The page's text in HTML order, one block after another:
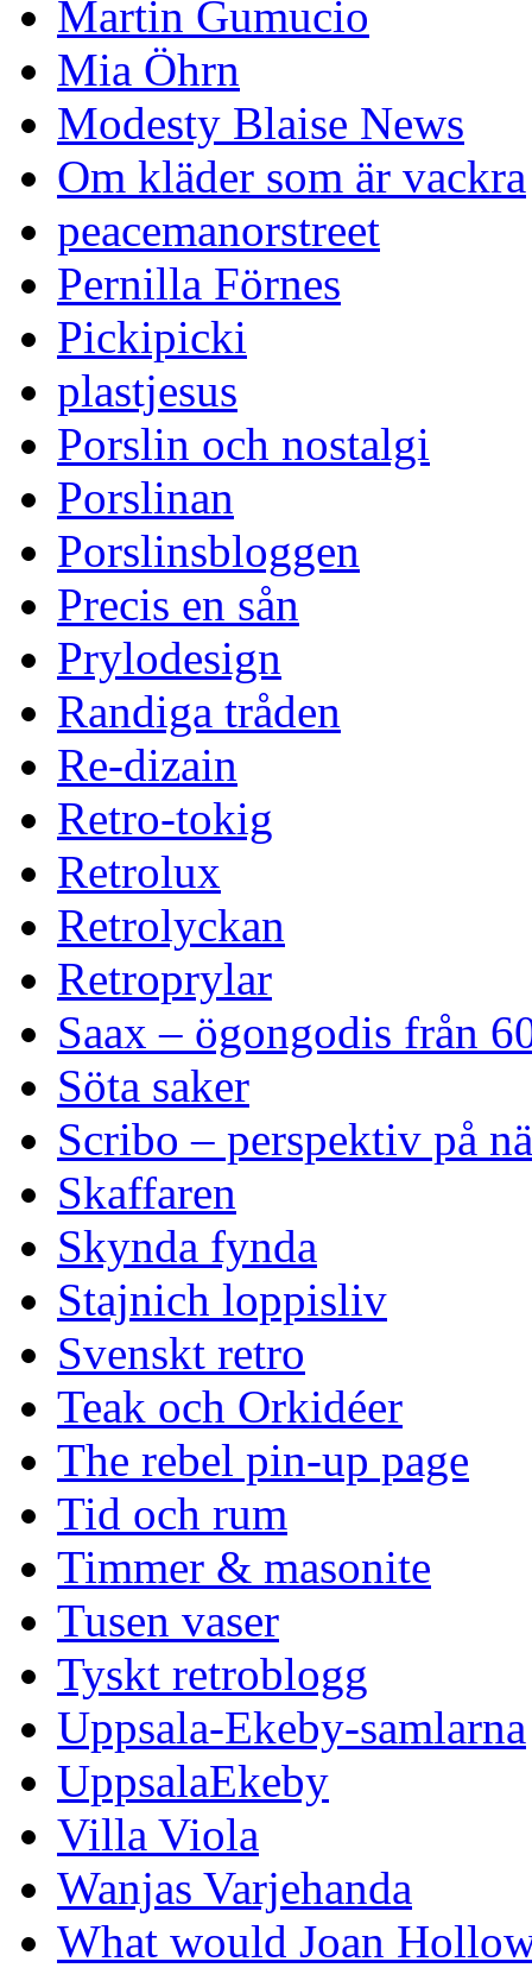
Martin Gumucio
Mia Öhrn
Modesty Blaise News
Om kläder som är vackra
peacemanorstreet
Pernilla Förnes
Pickipicki
plastjesus
Porslin och nostalgi
Porslinan
Porslinsbloggen
Precis en sån
Prylodesign
Randiga tråden
Re-dizain
Retro-tokig
Retrolux
Retrolyckan
Retroprylar
Saax – ögongodis från
Söta saker
Scribo – perspektiv på
Skaffaren
Skynda fynda
Stajnich loppisliv
Svenskt retro
Teak och Orkidéer
The rebel pin-up page
Tid och rum
Timmer & masonite
Tusen vaser
Tyskt retroblogg
Uppsala-Ekeby-samlarna
UppsalaEkeby
Villa Viola
Wanjas Varjehanda
What would Joan